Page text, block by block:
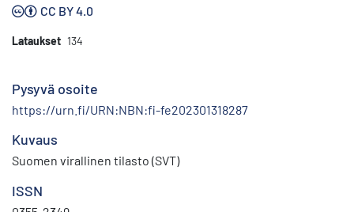
CC BY 4.0
Lataukset 134
Pysyvä osoite
https://urn.fi/URN:NBN:fi-fe202301318287
Kuvaus
Suomen virallinen tilasto (SVT)
ISSN